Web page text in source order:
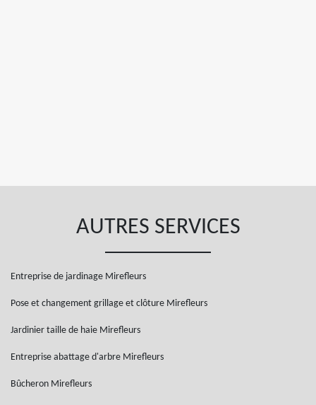
AUTRES SERVICES
Entreprise de jardinage Mirefleurs
Pose et changement grillage et clôture Mirefleurs
Jardinier taille de haie Mirefleurs
Entreprise abattage d'arbre Mirefleurs
Bûcheron Mirefleurs